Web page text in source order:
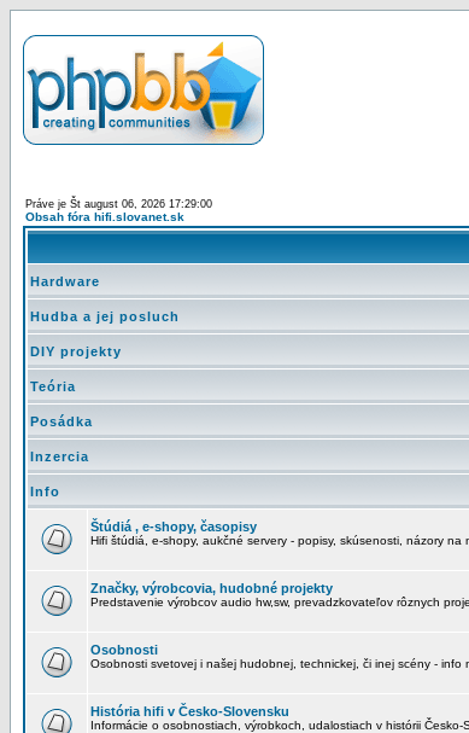
Práve je Št august 06, 2026 17:29:00
Obsah fóra hifi.slovanet.sk
Hardware
Hudba a jej posluch
DIY projekty
Teória
Posádka
Inzercia
Info
Štúdiá , e-shopy, časopisy
Hifi štúdiá, e-shopy, aukčné servery - popisy, skúsenosti, názory na
Značky, výrobcovia, hudobné projekty
Predstavenie výrobcov audio hw,sw, prevadzkovateľov rôznych
Osobnosti
Osobnosti svetovej i našej hudobnej, technickej, či inej scény - info
História hifi v Česko-Slovensku
Informácie o osobnostiach, výrobkoch, udalostiach v histórii Česko-